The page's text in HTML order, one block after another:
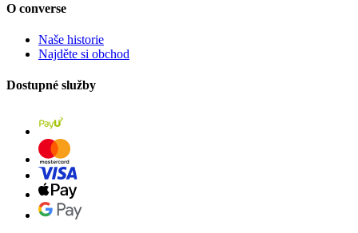
O converse
Naše historie
Najděte si obchod
Dostupné služby